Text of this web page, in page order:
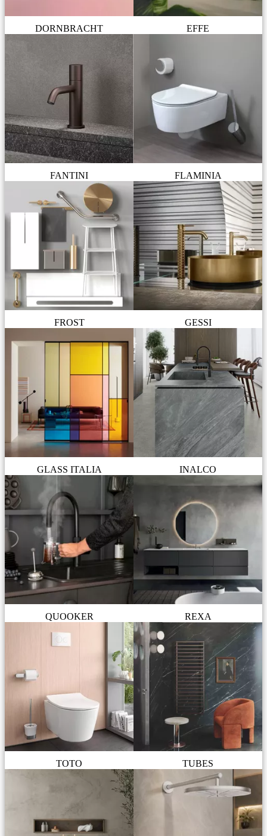
DORNBRACHT EFFE
FANTINI FLAMINIA
FROST GESSI
GLASS ITALIA INALCO
QUOOKER REXA
TOTO TUBES